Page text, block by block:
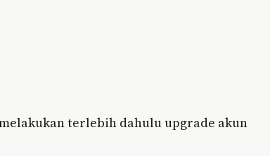
terlebih dahulu upgrade akun